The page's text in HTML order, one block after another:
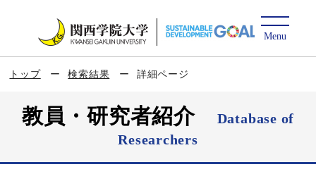
トップ 検索結果 詳細ページ
教員・研究者紹介
Database of
Researchers